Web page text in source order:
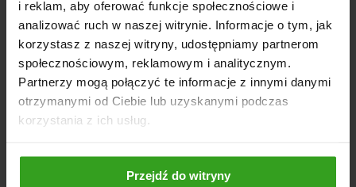
i reklam, aby oferować funkcje społecznościowe i
analizować ruch w naszej witrynie. Informacje o tym, jak
korzystasz z naszej witryny, udostępniamy partnerom
społecznościowym, reklamowym i analitycznym.
Partnerzy mogą połączyć te informacje z innymi danymi
otrzymanymi od Ciebie lub uzyskanymi podczas
korzystania z ich usług.
Przejdź do witryny
średnicy kół jezdnych;
NASI KLIENCI WYBIERALI RÓWNIEŻ